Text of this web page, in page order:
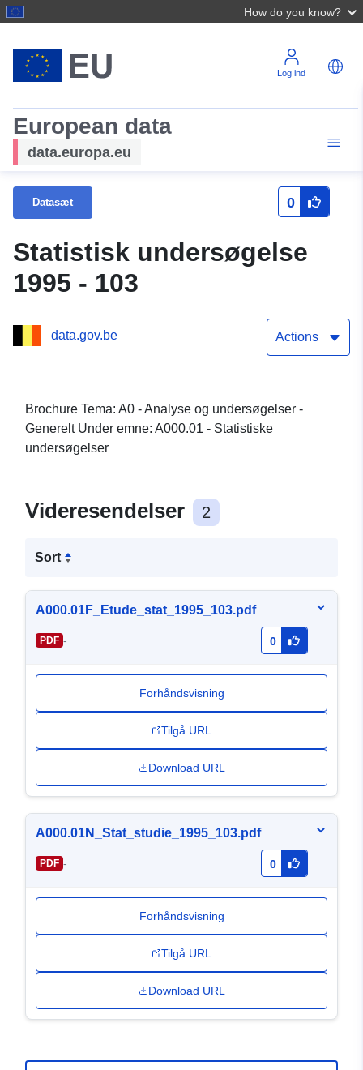
How do you know?
Log ind
European data
data.europa.eu
Datasæt 0
Statistisk undersøgelse
1995 - 103
data.gov.be Actions
Brochure Tema: A0 - Analyse og undersøgelser -
Generelt Under emne: A000.01 - Statistiske
undersøgelser
Videresendelser 2
Sort
A000.01F_Etude_stat_1995_103.pdf
PDF - 0
Forhåndsvisning
Tilgå URL
Download URL
A000.01N_Stat_studie_1995_103.pdf
PDF - 0
Forhåndsvisning
Tilgå URL
Download URL